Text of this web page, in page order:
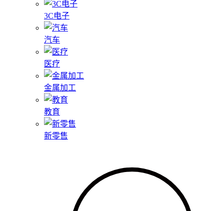
3C电子
汽车
医疗
金属加工
教育
新零售